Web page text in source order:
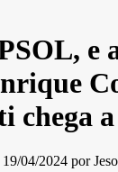
e
chega
19/04/2024 por